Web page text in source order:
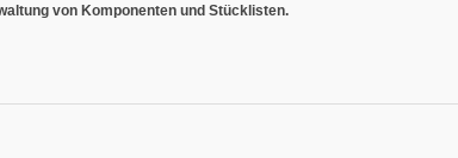
von Komponenten und Stücklisten.